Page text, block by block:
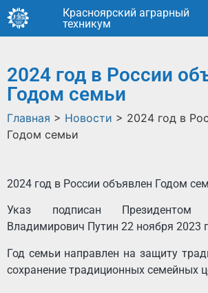
Красноярский аграрный
техникум
2024 год в России
Годом семьи
Главная > Новости > 2024 год в
Годом семьи
2024 год в России объявлен Годом
Указ подписан
Владимирович Путин 22 ноября 2023
Год семьи направлен на защиту
сохранение традиционных семейных